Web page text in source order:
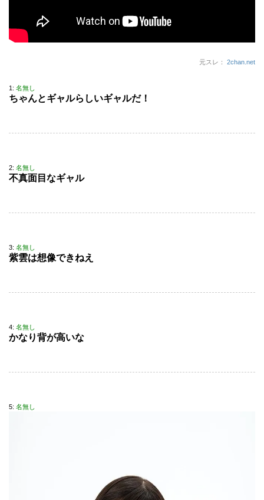
元スレ： 2chan.net
1: 名無し
ちゃんとギャルらしいギャルだ！
2: 名無し
不真面目なギャル
3: 名無し
紫雲は想像できねえ
4: 名無し
かなり背が高いな
5: 名無し